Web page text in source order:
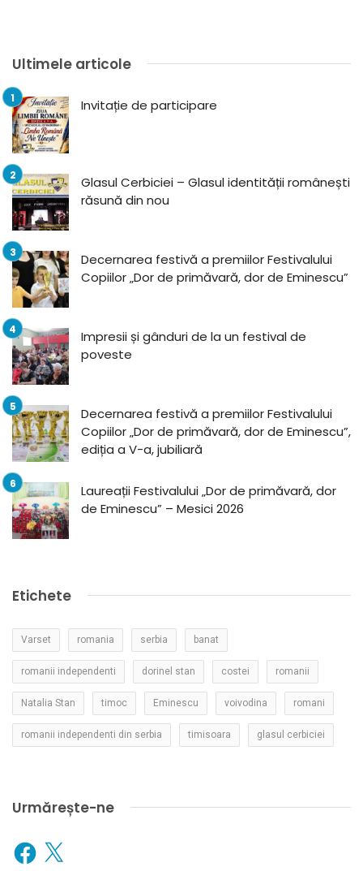
Ultimele articole
Invitație de participare
Glasul Cerbiciei – Glasul identității românești
răsună din nou
Decernarea festivă a premiilor Festivalului
Copiilor „Dor de primăvară, dor de Eminescu”
Impresii și gânduri de la un festival de
poveste
Decernarea festivă a premiilor Festivalului
Copiilor „Dor de primăvară, dor de Eminescu”,
ediția a V-a, jubiliară
Laureații Festivalului „Dor de primăvară, dor
de Eminescu” – Mesici 2026
Etichete
Varset romania serbia banat
romanii independenti dorinel stan costei romanii
Natalia Stan timoc Eminescu voivodina romani
romanii independenti din serbia timisoara glasul cerbiciei
Urmărește-ne
Facebook
X